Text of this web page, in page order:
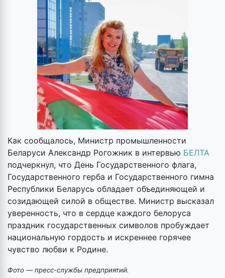
Как сообщалось, Министр промышленности
Беларуси Александр Рогожник в интервью БЕЛТА
подчеркнул, что День Государственного флага,
Государственного герба и Государственного гимна
Республики Беларусь обладает объединяющей и
созидающей силой в обществе. Министр высказал
уверенность, что в сердце каждого белоруса
праздник государственных символов пробуждает
национальную гордость и искреннее горячее
чувство любви к Родине.
Фото — пресс-службы предприятий.